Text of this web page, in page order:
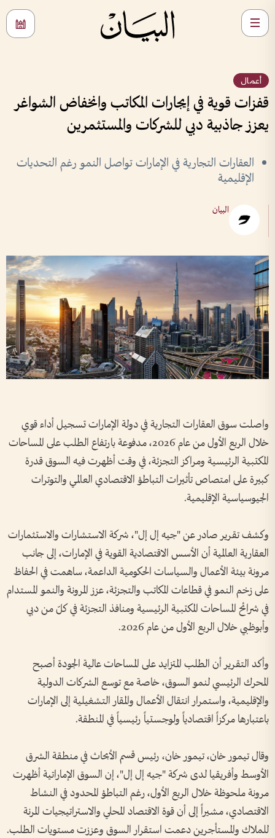
أعمال
قفزات قوية في إيجارات المكاتب وانخفاض الشواغر
يعزز جاذبية دبي للشركات والمستثمرين
العقارات التجارية في الإمارات تواصل النمو رغم التحديات
الإقليمية
البيان
واصلت سوق العقارات التجارية في دولة الإمارات تسجيل أداء قوي
خلال الربع الأول من عام 2026، مدفوعة بارتفاع الطلب على المساحات
المكتبية الرئيسية ومراكز التجزئة، في وقت أظهرت فيه السوق قدرة
كبيرة على امتصاص تأثيرات التباطؤ الاقتصادي العالمي والتوترات
الجيوسياسية الإقليمية.
وكشف تقرير صادر عن "جيه إل إل"، شركة الاستشارات والاستثمارات
العقارية العالمية أن الأسس الاقتصادية القوية في الإمارات، إلى جانب
مرونة بيئة الأعمال والسياسات الحكومية الداعمة، ساهمت في الحفاظ
على زخم النمو في قطاعات المكاتب والتجزئة، عزز المرونة والنمو المستدام
في شرائح المساحات المكتبية الرئيسية ومنافذ التجزئة في كلّ من دبي
وأبوظبي خلال الربع الأول من عام 2026.
وأكد التقرير أن الطلب المتزايد على المساحات عالية الجودة أصبح
المحرك الرئيسي لنمو السوق، خاصة مع توسع الشركات الدولية
والإقليمية، واستمرار انتقال الأعمال والمقار التشغيلية إلى الإمارات
باعتبارها مركزاً اقتصادياً ولوجستياً رئيسياً في المنطقة.
وقال تيمور خان، تيمور خان، رئيس قسم الأبحاث في منطقة الشرق
الأوسط وأفريقيا لدى شركة "جيه إل إل"، إن السوق الإماراتية أظهرت
مرونة ملحوظة خلال الربع الأول، رغم التباطؤ المحدود في النشاط
الاقتصادي، مشيراً إلى أن قوة الاقتصاد المحلي والاستراتيجيات المرنة
للملاك والمستأجرين دعمت استقرار السوق وعززت مستويات الطلب.